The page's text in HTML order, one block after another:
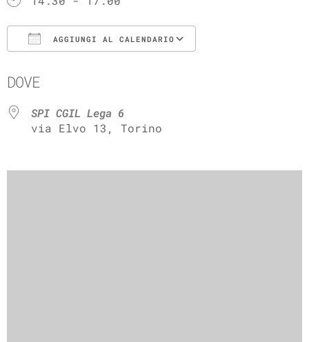
AGGIUNGI AL CALENDARIO
DOVE
SPI CGIL Lega 6
via Elvo 13, Torino